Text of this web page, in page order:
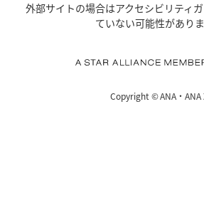
外部サイトの場合はアクセシビリティ
ていない可能性がありま
Copyright ©ANA・ANA